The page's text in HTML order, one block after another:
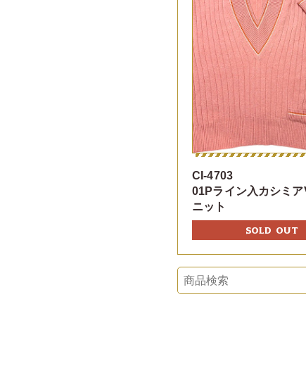
CI-4703
01Pライン入カシミア
ニット
SOLD OUT